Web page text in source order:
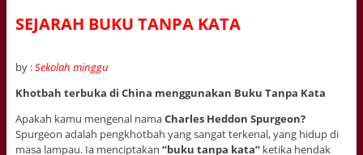
SEJARAH BUKU TANPA KATA
by :Sekolah minggu
Khotbah terbuka di China menggunakan Buku Tanpa Kata
Apakah kamu mengenal namaCharles Heddon Spurgeon?
Spurgeon adalah pengkhotbah yang sangat terkenal, yang hidup di
masa lampau. Ia menciptakan “buku tanpa kata”ketika hendak